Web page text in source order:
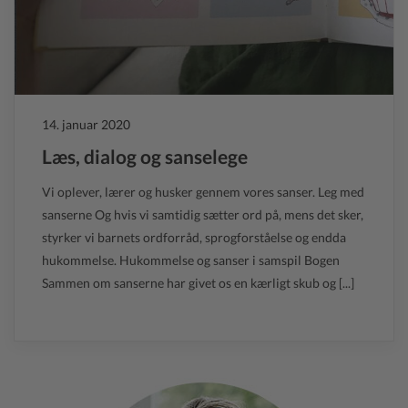
14. januar 2020
Læs, dialog og sanselege
Vi oplever, lærer og husker gennem vores sanser. Leg med
sanserne Og hvis vi samtidig sætter ord på, mens det sker,
styrker vi barnets ordforråd, sprogforståelse og endda
hukommelse. Hukommelse og sanser i samspil Bogen
Sammen om sanserne har givet os en kærligt skub og [...]